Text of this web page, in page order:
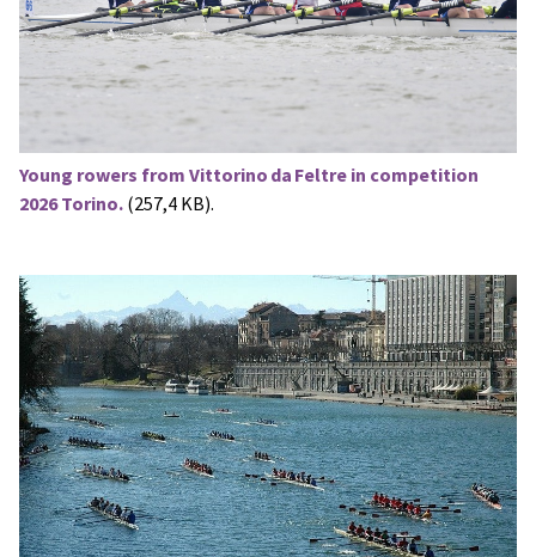
Young rowers from Vittorino da Feltre in competition
2026 Torino. (257,4 KB).